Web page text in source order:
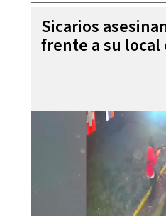
Sicarios
frente a su